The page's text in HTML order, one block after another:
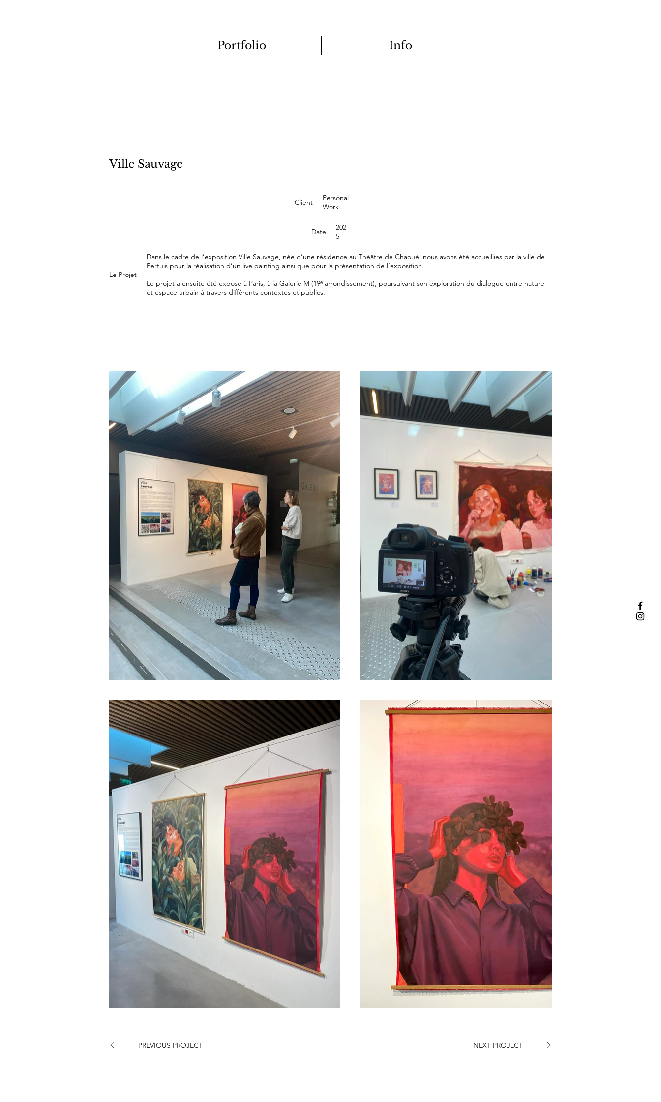
Portfolio Info
Ville Sauvage
Client
Personal
Work
Date
202
5
Le Projet
Dans le cadre de l’exposition Ville Sauvage, née d’une résidence au Théâtre de Chaoué, nous avons été accueillies par la ville de
Pertuis pour la réalisation d’un live painting ainsi que pour la présentation de l’exposition.
Le projet a ensuite été exposé à Paris, à la Galerie M (19ᵉ arrondissement), poursuivant son exploration du dialogue entre nature
et espace urbain à travers différents contextes et publics.
PREVIOUS PROJECT NEXT PROJECT